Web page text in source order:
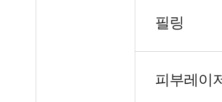
필링
피부레이